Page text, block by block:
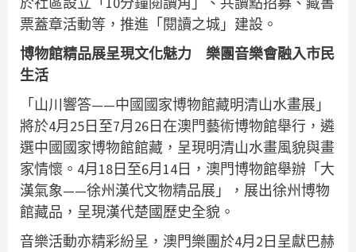
票蓋章活動等，推進「閱讀之城」建設。
博物館精品展呈現文化魅力 樂團音樂會融入市民
生活
「山川響答——中國國家博物館藏明清山水畫展」
將於4月25日至7月26日在澳門藝術博物館舉行，遴
選中國國家博物館館藏，呈現明清山水畫風貌與畫
家情懷。4月18日至6月14日，澳門博物館舉辦「大
漢氣象——徐州漢代文物精品展」，展出徐州博物
館藏品，呈現漢代楚國歷史全貌。
音樂活動亦精彩紛呈，澳門樂團於4月2日呈獻巴赫